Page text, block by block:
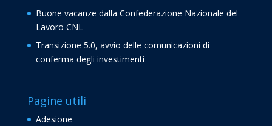
Buone vacanze dalla Confederazione Nazionale del
Lavoro CNL
Transizione 5.0, avvio delle comunicazioni di
conferma degli investimenti
Pagine utili
Adesione